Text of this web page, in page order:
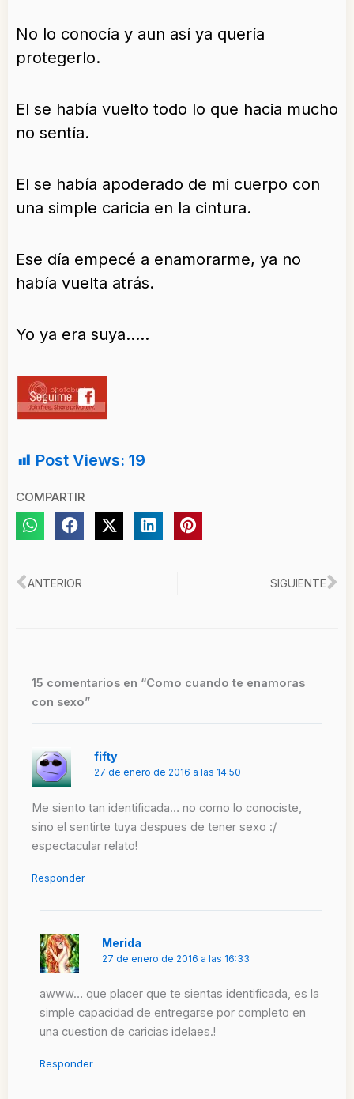
No lo conocía y aun así ya quería
protegerlo.
El se había vuelto todo lo que hacia mucho
no sentía.
El se había apoderado de mi cuerpo con
una simple caricia en la cintura.
Ese día empecé a enamorarme, ya no
había vuelta atrás.
Yo ya era suya…..
Post Views: 19
COMPARTIR
Ant
ANTERIOR SIGUIENTE
15 comentarios en “Como cuando te enamoras
con sexo”
fifty
27 de enero de 2016 a las 14:50
Me siento tan identificada… no como lo conociste,
sino el sentirte tuya despues de tener sexo :/
espectacular relato!
Responder
Merida
27 de enero de 2016 a las 16:33
awww… que placer que te sientas identificada, es la
simple capacidad de entregarse por completo en
una cuestion de caricias idelaes.!
Responder